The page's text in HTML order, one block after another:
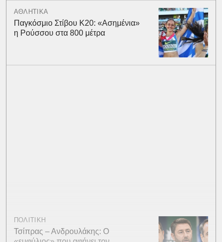
ΑΘΛΗΤΙΚΑ
Παγκόσμιο Στίβου Κ20: «Ασημένια»
η Ρούσσου στα 800 μέτρα
ΠΟΛΙΤΙΚΗ
Τσίπρας – Ανδρουλάκης: Ο